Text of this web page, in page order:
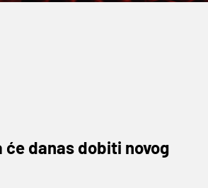
danas dobiti novog